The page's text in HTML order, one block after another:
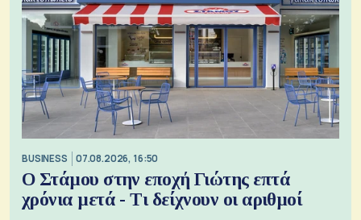
BUSINESS 07.08.2026, 16:50
Ο Στάμου στην εποχή Γιώτης επτά
χρόνια μετά - Τι δείχνουν οι αριθμοί